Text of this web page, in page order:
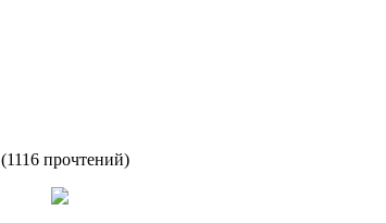
(1116 прочтений)